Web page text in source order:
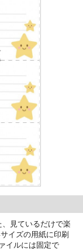
見ているだけで楽
イズの用紙に印刷
イルには固定で